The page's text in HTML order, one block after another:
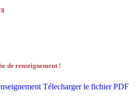
de renseignement !
Télecharger le fichier PDF